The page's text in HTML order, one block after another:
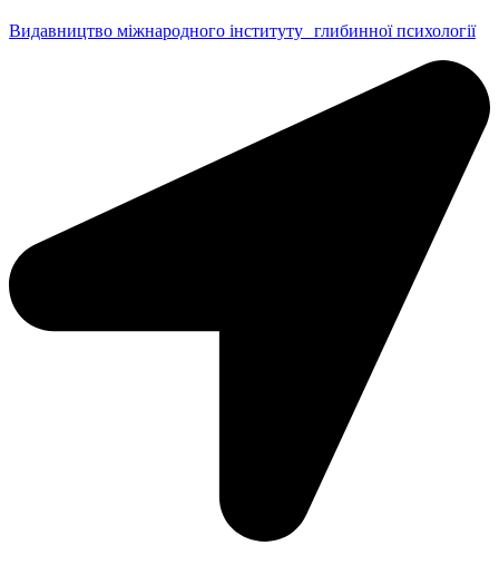
Видавництво міжнародного інституту глибинної психології